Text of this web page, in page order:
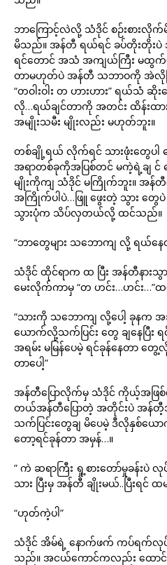
ဘာကြောင့်လဲလို့ သံဒိုင် စဉ်းစားလို
မိသည်။ အန်တီ ရယ်ရင် ခပ်တိုးတိုးပဲ
ရင်တောင် အသံ အကျယ်ကြီး မထွက်ပဲ
တာမဟုတ်ပဲ အန်တီ သဘာဝကို အဲလိုဖြ
“တဝါးဝါး တ ဟားဟား” ရယ်
လို…ရယ်ချင်တာကို အတင်း ထိန်းထား
အမျိုးသမီး မျိုးလည်း မဟုတ်ဘူး။
တစ်ချို့ရယ် လိုက်ရင် သားဖုံးတွေပါ ပ
အရာတစ်ခုကိုအပြစ်တင် မကဲ့ရဲ့ချ င်
မျိုးကိုကျ သံဒိုင် မကြိုက်ဘူး။ အန်
အကြိုက်ပါပဲ…ဖြူ ဖွေးတဲ့ သွား တွေပဲ
သွားပုံက သိပ်လှတယ်လို့ ထင်သည်။
“ဘာတွေများ သဘောကျ လို့ ရယ်န
သံဒိုင် ထိုင်ရာက ထ ပြီး အန်တီနား
မေးလိုက်ကာမှ “တ ဟင်း…ဟင်း…”ထ
“သားကို သဘောကျ လို့ပေါ့ ခုနက
ယောက်လို့သက်ပြင်း တွေ ချနေပြီး
အရမ်း မမြန်ပေမဲ့ ရင်ခုန်နေတာ
တာပေါ့”
အန်တီပြောလိုက်မှ သံဒိုင် ကိုယ့်အဖြစ်
တယ်အန်တီပြောတဲ့ အတိုင်းပဲ အန်တီ့
သက်ပြင်းတွေချ မိပေမဲ့ ဒီလိုနှစ်ယေ
တော့ရင်ခုန်တာ အမှန်…။
” ကဲ ဆရာကြီး ရှု့စားတော်မှုခန်းပဲ
သား ပြီးမှ အန်တီ ချိုးမယ်..ပြီးရင် ထ
“ဟုတ်ကဲ့ပါ”
သံဒိုင် အိမ်ရဲ့ နောက်ဖက် ကပ်ရက်လုပ်
သည်။ အငယ်ကောင်ကလည်း ထောင်